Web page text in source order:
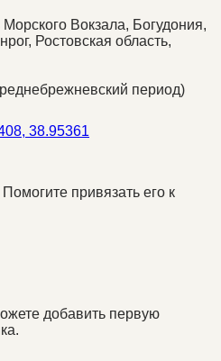
Вокзала, Богудония,
Ростовская область,
период)
38.95361
привязать его к
добавить первую